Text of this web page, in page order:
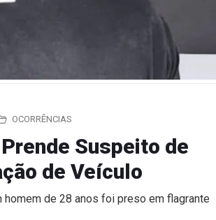
OCORRÊNCIAS
Suspeito de
de Veículo
homem de 28 anos foi preso em flagrante